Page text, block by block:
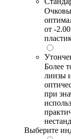
от -
Более
линзы
при
Выберите